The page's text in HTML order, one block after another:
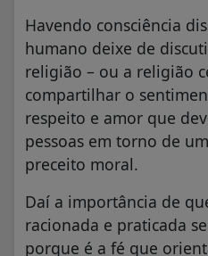
Havendo consciência
humano deixe de
religião – ou a religião
compartilhar o
respeito e amor que
pessoas em torno de
preceito moral.
Daí a importância de
racionada e praticada
porque é a fé que